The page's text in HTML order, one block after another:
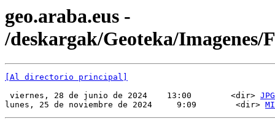
geo.araba.eus -
/deskargak/Geoteka/Imagenes/
[Al directorio principal]
viernes, 28 de junio de 2024    13:00        <dir> JPG
lunes, 25 de noviembre de 2024     9:09        <dir>